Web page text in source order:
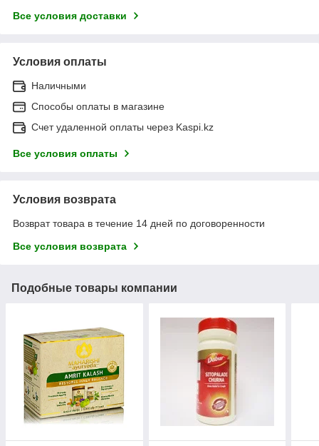
Все условия доставки
Условия оплаты
Наличными
Способы оплаты в магазине
Счет удаленной оплаты через Kaspi.kz
Все условия оплаты
Условия возврата
Возврат товара в течение 14 дней по договоренности
Все условия возврата
Подобные товары компании